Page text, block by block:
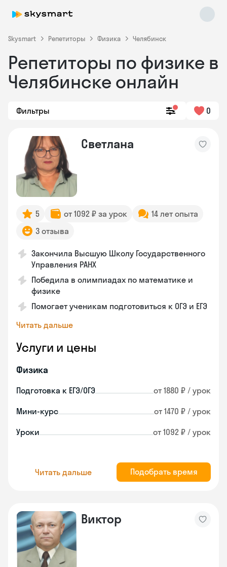
Skysmart Репетиторы Физика Челябинск
Репетиторы по физике в
Челябинске онлайн
Фильтры 0
Светлана
5 от 1092 ₽ за урок
14 лет опыта
3 отзыва
Закончилa Высшую Школу Государственного
Управления РАНХ
Победила в олимпиадах по математике и
физике
Помогает ученикам подготовиться к ОГЭ и ЕГЭ
Читать дальше
Услуги и цены
Физика
Подготовка к ЕГЭ/ОГЭ от 1880 ₽ / урок
Мини-курс от 1470 ₽ / урок
Уроки от 1092 ₽ / урок
Читать дальше Подобрать время
Виктор
online